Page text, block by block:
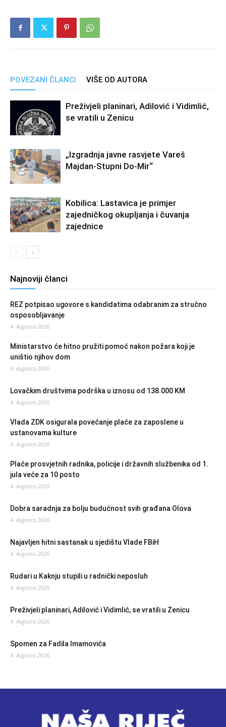
POVEZANI ČLANCI VIŠE OD AUTORA
Preživjeli planinari, Adilović i Vidimlić,
se vratili u Zenicu
„Izgradnja javne rasvjete Vareš
Majdan-Stupni Do-Mir“
Kobilica: Lastavica je primjer
zajedničkog okupljanja i čuvanja
zajednice
Najnoviji članci
REZ potpisao ugovore s kandidatima odabranim za stručno
osposobljavanje
4. Augusta 2026.
Ministarstvo će hitno pružiti pomoć nakon požara koji je
uništio njihov dom
4. Augusta 2026.
Lovačkim društvima podrška u iznosu od 138.000 KM
4. Augusta 2026.
Vlada ZDK osigurala povećanje plaće za zaposlene u
ustanovama kulture
4. Augusta 2026.
Plaće prosvjetnih radnika, policije i državnih službenika od 1.
jula veće za 10 posto
4. Augusta 2026.
Dobra saradnja za bolju budućnost svih građana Olova
4. Augusta 2026.
Najavljen hitni sastanak u sjedištu Vlade FBiH
4. Augusta 2026.
Rudari u Kaknju stupili u radnički neposluh
4. Augusta 2026.
Preživjeli planinari, Adilović i Vidimlić, se vratili u Zenicu
4. Augusta 2026.
Spomen za Fadila Imamovića
4. Augusta 2026.